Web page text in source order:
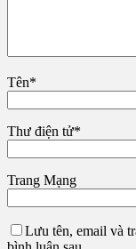
Tên*
Thư điện tử*
Trang Mạng
Lưu tên, email và